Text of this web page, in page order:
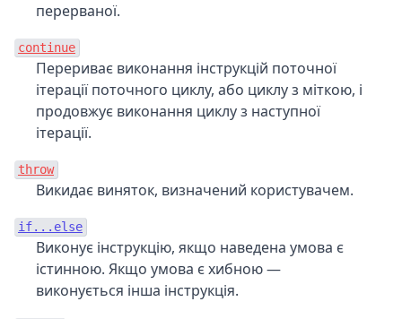
перерваної.
continue
Перериває виконання інструкцій поточної
ітерації поточного циклу, або циклу з міткою, і
продовжує виконання циклу з наступної
ітерації.
throw
Викидає виняток, визначений користувачем.
if...else
Виконує інструкцію, якщо наведена умова є
істинною. Якщо умова є хибною —
виконується інша інструкція.